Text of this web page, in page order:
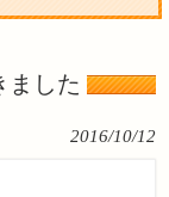
ました
2016/10/12